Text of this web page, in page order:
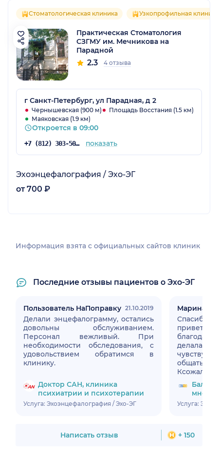
Стоматологическая клиника Узкопрофильная
Практическая Стоматология
СЗГМУ им. Мечникова на
Парадной
2.3 4 отзыва
г Санкт-Петербург, ул Парадная, д 2
Чернышевская (900 м)
Площадь Восстания (1.5 км)
Маяковская (1.9 км)
Откроется в 09:00
+7 (812) 303-50-00 показать
Эхоэнцефалография / Эхо-ЭГ
от 700 ₽
Информация взята c официальных сайтов клиник
Последние отзывы пациентов о Эхо-ЭГ
Пользователь НаПоправку 21.10.2019
Делали энцефалограмму, остались
довольны обслуживанием.
Персонал вежливый. При
необходимости обследования, с
удовольствием обратимся в
клинику.
Доктор САН, клиника
психиатрии и психотерапии
Услуга: Эхоэнцефалография / Эхо-ЭГ
Марина
Спасибо
делала
общаться
Услуга:
Написать отзыв + 150